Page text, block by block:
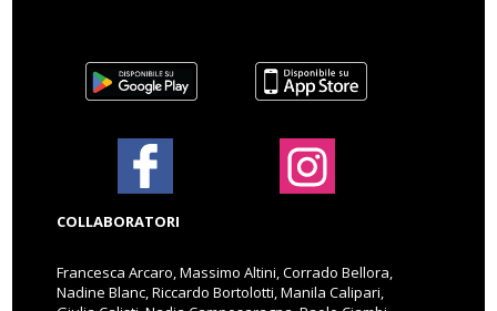
COLLABORATORI
Francesca Arcaro, Massimo Altini, Corrado Bellora,
Nadine Blanc, Riccardo Bortolotti, Manila Calipari,